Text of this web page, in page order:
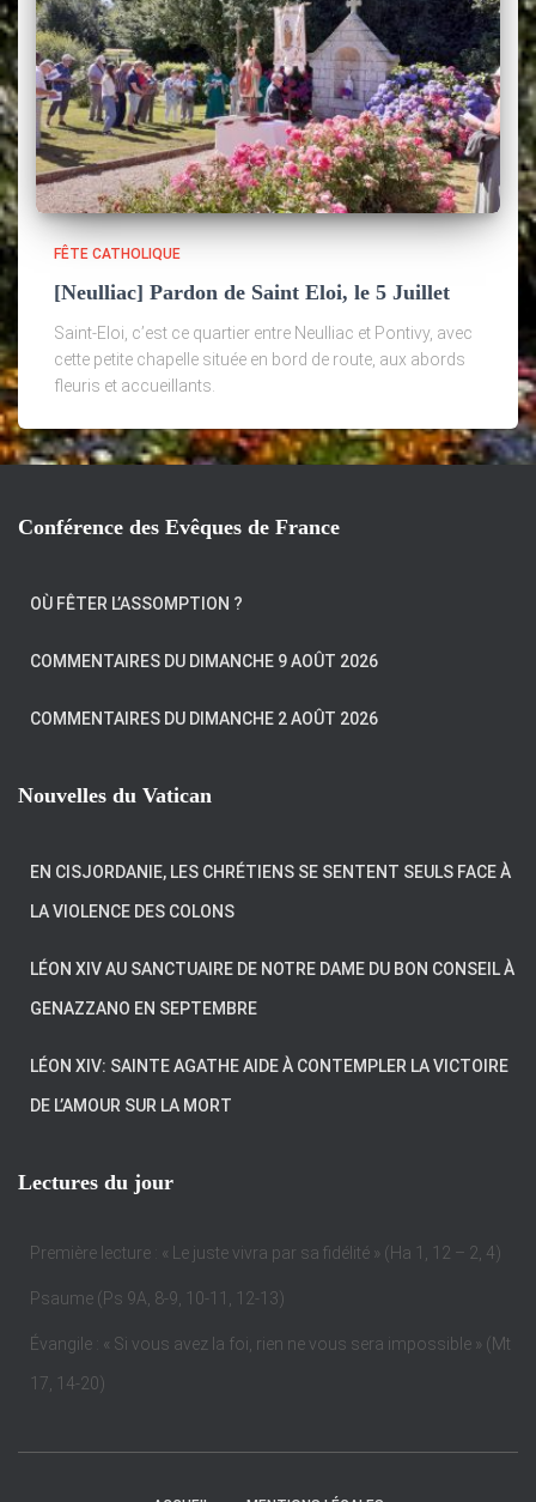
FÊTE CATHOLIQUE
[Neulliac] Pardon de Saint Eloi, le 5 Juillet
Saint-Eloi, c’est ce quartier entre Neulliac et Pontivy, avec
cette petite chapelle située en bord de route, aux abords
fleuris et accueillants.
Conférence des Evêques de France
OÙ FÊTER L’ASSOMPTION ?
COMMENTAIRES DU DIMANCHE 9 AOÛT 2026
COMMENTAIRES DU DIMANCHE 2 AOÛT 2026
Nouvelles du Vatican
EN CISJORDANIE, LES CHRÉTIENS SE SENTENT SEULS FACE À
LA VIOLENCE DES COLONS
LÉON XIV AU SANCTUAIRE DE NOTRE DAME DU BON CONSEIL À
GENAZZANO EN SEPTEMBRE
LÉON XIV: SAINTE AGATHE AIDE À CONTEMPLER LA VICTOIRE
DE L’AMOUR SUR LA MORT
Lectures du jour
Première lecture : « Le juste vivra par sa fidélité » (Ha 1, 12 – 2, 4)
Psaume (Ps 9A, 8-9, 10-11, 12-13)
Évangile : « Si vous avez la foi, rien ne vous sera impossible » (Mt
17, 14-20)